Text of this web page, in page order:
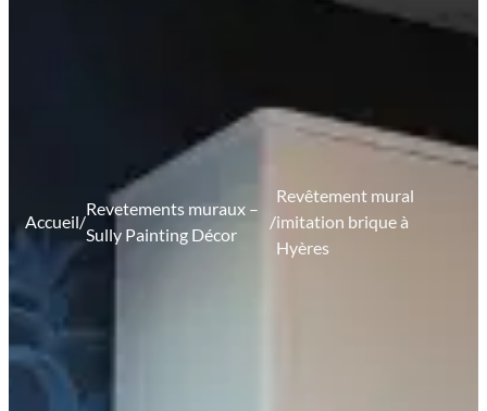
Accueil/
Revetements muraux –
Sully Painting Décor
/
Revêtement mural
imitation brique à
Hyères